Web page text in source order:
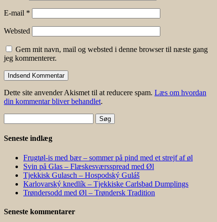
E-mail *
Websted
Gem mit navn, mail og websted i denne browser til næste gang
jeg kommenterer.
Dette site anvender Akismet til at reducere spam. Læs om hvordan
din kommentar bliver behandlet.
efter:
Seneste indlæg
Frugtøl-is med bær – sommer på pind med et strejf af øl
Svin på Glas – Flæskesværsspread med Øl
Tjekkisk Gulasch – Hospodský Guláš
Karlovarský knedlík – Tjekkiske Carlsbad Dumplings
Trøndersodd med Øl – Trøndersk Tradition
Seneste kommentarer